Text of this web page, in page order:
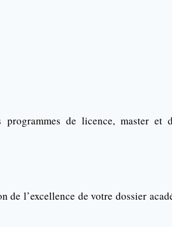
de licence, master et
de l’excellence de votre dossier